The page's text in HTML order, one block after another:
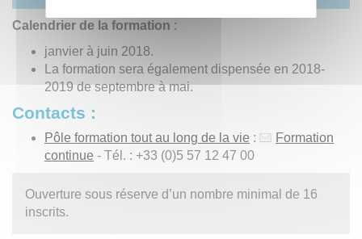
Calendrier de la formation :
janvier à juin 2018.
La formation sera également dispensée en 2018-
2019 de septembre à mai.
Contacts :
Pôle formation tout au long de la vie :
Formation
continue - Tél. : +33 (0)5 57 12 47 00
Ouverture sous réserve d’un nombre minimal de 16
inscrits.